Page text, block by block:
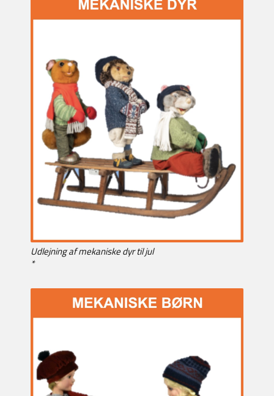
Udlejning af mekaniske dyr til jul
*